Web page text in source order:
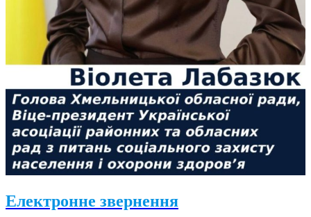
Електронне звернення